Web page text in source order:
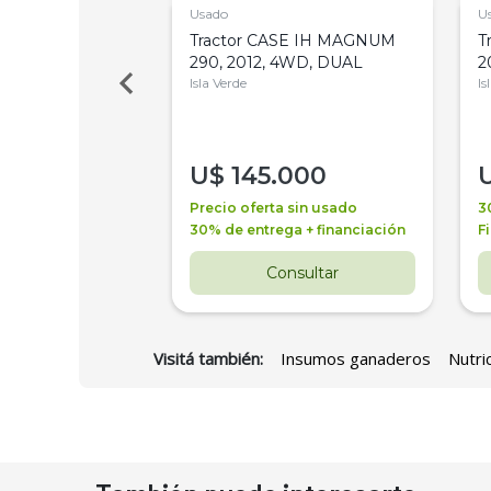
Usado
Tractor CASE IH MAGNUM
290, 2012, 4WD, DUAL
Isla Verde
U$ 145.000
Precio oferta sin usado
30% de entrega + financiación
Consultar
Visitá también: Insumos ganaderos